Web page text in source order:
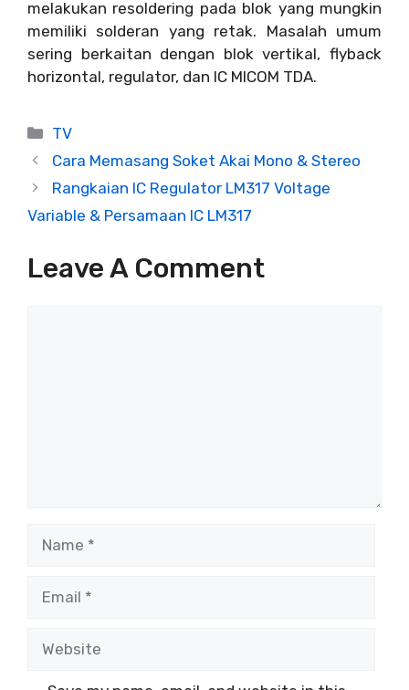
melakukan resoldering pada blok yang mungkin
memiliki solderan yang retak. Masalah umum
sering berkaitan dengan blok vertikal, flyback
horizontal, regulator, dan IC MICOM TDA.
Categories
TV
Cara Memasang Soket Akai Mono & Stereo
Rangkaian IC Regulator LM317 Voltage
Variable & Persamaan IC LM317
Leave A Comment